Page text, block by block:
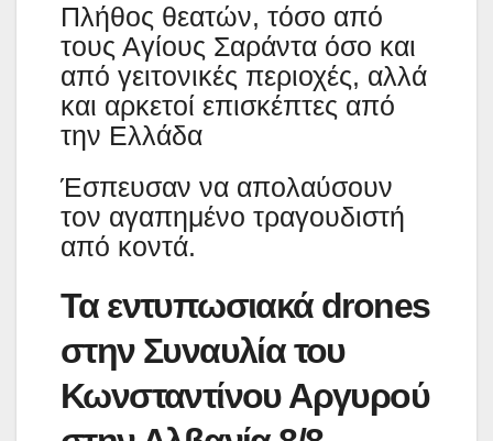
Πλήθος θεατών, τόσο από
τους Αγίους Σαράντα όσο και
από γειτονικές περιοχές, αλλά
και αρκετοί επισκέπτες από
την Ελλάδα
Έσπευσαν να απολαύσουν
τον αγαπημένο τραγουδιστή
από κοντά.
Τα εντυπωσιακά drones
στην Συναυλία του
Κωνσταντίνου Αργυρού